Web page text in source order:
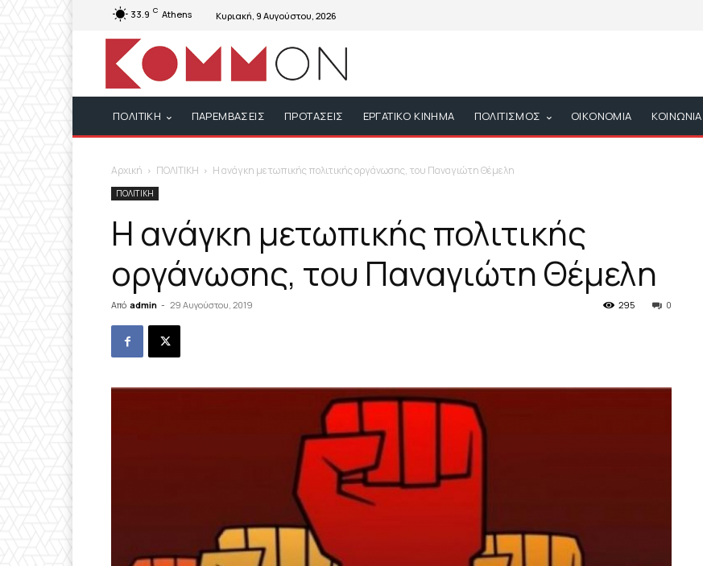
33.9 C Athens Κυριακή, 9 Αυγούστου, 2026
ΠΟΛΙΤΙΚΗ ΠΑΡΕΜΒΑΣΕΙΣ ΠΡΟΤΑΣΕΙΣ ΕΡΓΑΤΙΚΟ ΚΙΝΗΜΑ ΠΟΛΙΤΙΣΜΟΣ ΟΙΚΟΝΟΜΙΑ ΚΟΙΝΩΝΙΑ
Αρχική ΠΟΛΙΤΙΚΗ Η ανάγκη μετωπικής πολιτικής οργάνωσης, του Παναγιώτη Θέμελη
ΠΟΛΙΤΙΚΗ
Η ανάγκη μετωπικής πολιτικής
οργάνωσης, του Παναγιώτη Θέμελη
Από admin - 29 Αυγούστου, 2019 0
295